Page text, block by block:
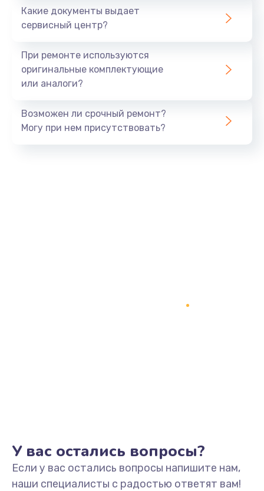
1530 руб.
Замена шлейфа матрицы
Замена процессора
1800 руб.
Какие документы выдает
сервисный центр?
При ремонте используются
оригинальные комплектующие
или аналоги?
Возможен ли срочный ремонт?
Могу при нем присутствовать?
У вас остались вопросы?
Если у вас остались вопросы напишите нам,
наши специалисты с радостью ответят вам!